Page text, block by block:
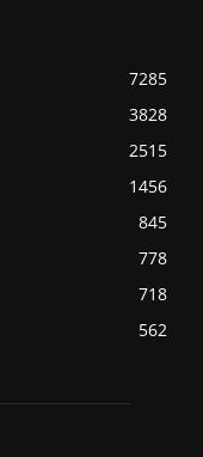
7285
3828
2515
1456
845
778
718
562